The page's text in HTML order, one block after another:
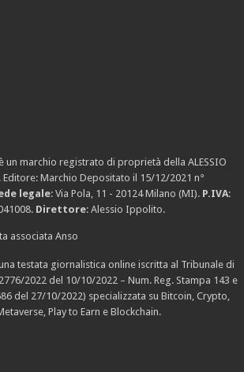
un marchio registrato di proprietà della ALESSIO
Editore: Marchio Depositato il 15/12/2021 n°
legale: Via Pola, 11 - 20124 Milano (MI). P.IVA:
Direttore: Alessio Ippolito.
associata Anso
testata giornalistica online iscritta al Tribunale di
2022 del 10/10/2022 – Num. Reg. Stampa 143 e
del 27/10/2022) specializzata su Bitcoin, Crypto,
Play to Earn e Blockchain.